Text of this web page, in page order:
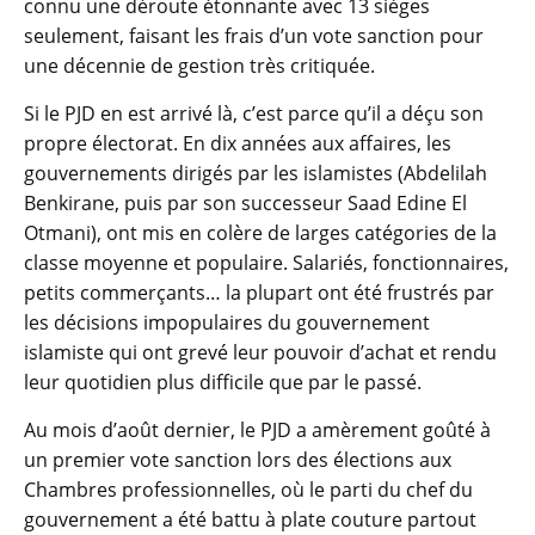
connu une déroute étonnante avec 13 sièges
seulement, faisant les frais d’un vote sanction pour
une décennie de gestion très critiquée.
Si le PJD en est arrivé là, c’est parce qu’il a déçu son
propre électorat. En dix années aux affaires, les
gouvernements dirigés par les islamistes (Abdelilah
Benkirane, puis par son successeur Saad Edine El
Otmani), ont mis en colère de larges catégories de la
classe moyenne et populaire. Salariés, fonctionnaires,
petits commerçants… la plupart ont été frustrés par
les décisions impopulaires du gouvernement
islamiste qui ont grevé leur pouvoir d’achat et rendu
leur quotidien plus difficile que par le passé.
Au mois d’août dernier, le PJD a amèrement goûté à
un premier vote sanction lors des élections aux
Chambres professionnelles, où le parti du chef du
gouvernement a été battu à plate couture partout